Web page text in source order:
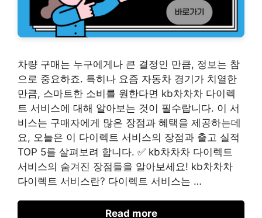
차량 구매는 누구에게나 큰 결정인 만큼, 정보는 참
으로 중요하죠. 특히나 요즘 자동차 경기가 치열한
만큼, 스마트한 소비를 원한다면 kb차차차 다이렉
트 서비스에 대해 알아보는 것이 필수랍니다. 이 서
비스는 구매자에게 많은 장점과 혜택을 제공하는데
요, 오늘은 이 다이렉트 서비스의 장점과 출고 실적
TOP 5를 살펴보려 합니다. ✅ kb차차차 다이렉트
서비스의 숨겨진 장점들을 알아보세요! kb차차차
다이렉트 서비스란? 다이렉트 서비스는 …
Read more